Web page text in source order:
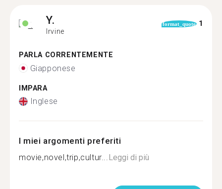
Y.
Irvine
format_quote 1
PARLA CORRENTEMENTE
Giapponese
IMPARA
Inglese
I miei argomenti preferiti
movie,novel,trip,cultur...Leggi di più